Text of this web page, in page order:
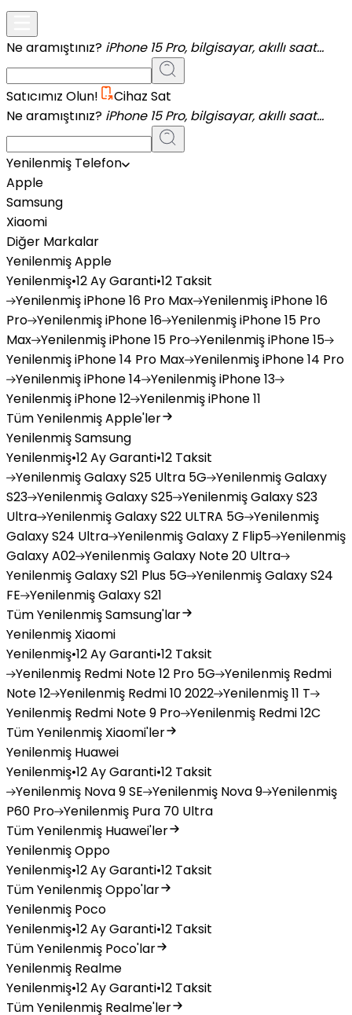
Ne aramıştınız? iPhone 15 Pro, bilgisayar, akıllı saat...
Satıcımız Olun!
Cihaz Sat
Ne aramıştınız? iPhone 15 Pro, bilgisayar, akıllı saat...
Yenilenmiş Telefon
Apple
Samsung
Xiaomi
Diğer Markalar
Yenilenmiş Apple
Yenilenmiş•12 Ay Garanti•12 Taksit
YenilenmişiPhone 16 Pro Max YenilenmişiPhone 16
Pro YenilenmişiPhone 16 YenilenmişiPhone 15 Pro
Max YenilenmişiPhone 15 Pro YenilenmişiPhone 15
YenilenmişiPhone 14 Pro Max YenilenmişiPhone 14 Pro
YenilenmişiPhone 14 YenilenmişiPhone 13
YenilenmişiPhone 12 YenilenmişiPhone 11
Tüm Yenilenmiş Apple'ler
Yenilenmiş Samsung
Yenilenmiş•12 Ay Garanti•12 Taksit
YenilenmişGalaxy S25 Ultra 5G YenilenmişGalaxy
S23 YenilenmişGalaxy S25 YenilenmişGalaxy S23
Ultra YenilenmişGalaxy S22 ULTRA 5G Yenilenmiş
Galaxy S24 Ultra YenilenmişGalaxy Z Flip5 Yenilenmiş
Galaxy A02 YenilenmişGalaxy Note 20 Ultra
YenilenmişGalaxy S21 Plus 5G YenilenmişGalaxy S24
FE YenilenmişGalaxy S21
Tüm Yenilenmiş Samsung'lar
Yenilenmiş Xiaomi
Yenilenmiş•12 Ay Garanti•12 Taksit
Yenilenmiş Redmi Note 12 Pro 5G Yenilenmiş Redmi
Note 12 Yenilenmiş Redmi 10 2022 Yenilenmiş11 T
Yenilenmiş Redmi Note 9 Pro Yenilenmiş Redmi 12C
Tüm Yenilenmiş Xiaomi'ler
Yenilenmiş Huawei
Yenilenmiş•12 Ay Garanti•12 Taksit
Yenilenmiş Nova 9 SE Yenilenmiş Nova 9 Yenilenmiş
P60 Pro Yenilenmiş Pura 70 Ultra
Tüm Yenilenmiş Huawei'ler
Yenilenmiş Oppo
Yenilenmiş•12 Ay Garanti•12 Taksit
Tüm Yenilenmiş Oppo'lar
Yenilenmiş Poco
Yenilenmiş•12 Ay Garanti•12 Taksit
Tüm Yenilenmiş Poco'lar
Yenilenmiş Realme
Yenilenmiş•12 Ay Garanti•12 Taksit
Tüm Yenilenmiş Realme'ler